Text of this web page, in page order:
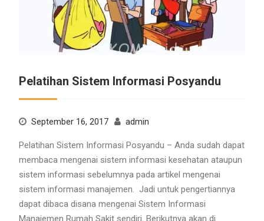
Pelatihan Sistem Informasi Posyandu
September 16, 2017 admin
Pelatihan Sistem Informasi Posyandu – Anda sudah dapat
membaca mengenai sistem informasi kesehatan ataupun
sistem informasi sebelumnya pada artikel mengenai
sistem informasi manajemen. Jadi untuk pengertiannya
dapat dibaca disana mengenai Sistem Informasi
Manajemen Rumah Sakit sendiri. Berikutnya akan di